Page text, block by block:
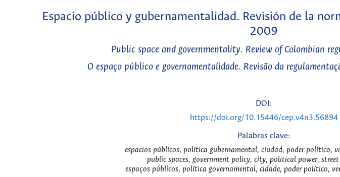
Espacio público y gubernamentalidad. Revisión de la
2009
Public space and governmentality. Review of Colombian
O espaço público e governamentalidade. Revisão da
DOI:
https://doi.org/10.15446/cep.v4n3.56894
Palabras clave:
espacios públicos, política gubernamental, ciudad, poder político,
public spaces, government policy, city, political power,
espaços públicos, política governamental, cidade, poder político,